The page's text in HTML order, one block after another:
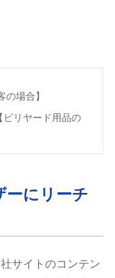
場合】
ビリヤード用品の
ーにリーチ
サイトのコンテン